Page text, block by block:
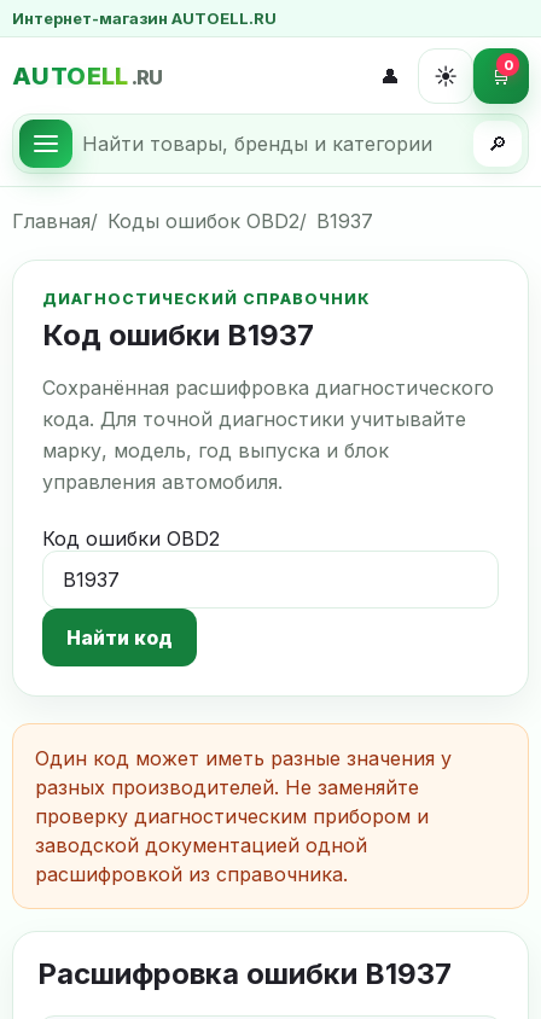
Интернет-магазин AUTOELL.RU
AUTOELL .RU
🔎
👤 ☀️ 🛒0
Главная Коды ошибок OBD2 B1937
ДИАГНОСТИЧЕСКИЙ СПРАВОЧНИК
Код ошибки B1937
Сохранённая расшифровка диагностического
кода. Для точной диагностики учитывайте
марку, модель, год выпуска и блок
управления автомобиля.
Код ошибки OBD2
Найти код
Один код может иметь разные значения у
разных производителей. Не заменяйте
проверку диагностическим прибором и
заводской документацией одной
расшифровкой из справочника.
Расшифровка ошибки B1937